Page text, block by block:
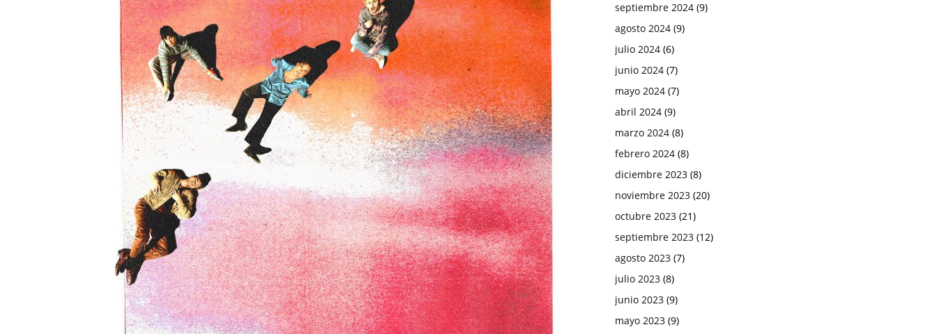
septiembre 2024 (9)
agosto 2024 (9)
julio 2024 (6)
junio 2024 (7)
mayo 2024 (7)
abril 2024 (9)
marzo 2024 (8)
febrero 2024 (8)
diciembre 2023 (8)
noviembre 2023 (20)
octubre 2023 (21)
septiembre 2023 (12)
agosto 2023 (7)
julio 2023 (8)
junio 2023 (9)
mayo 2023 (9)